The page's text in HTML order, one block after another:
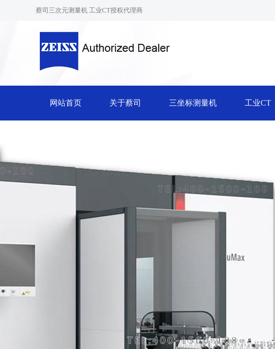
蔡司三次元测量机 工业CT授权代理商
网站首页 关于蔡司 三坐标测量机 工业CT